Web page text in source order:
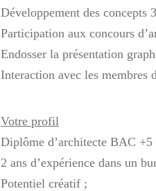
Développement des concepts
Participation aux concours
Endosser la présentation
Interaction avec les membres
Votre profil
Diplôme d’architecte BAC +5
2 ans d’expérience dans un
Potentiel créatif ;